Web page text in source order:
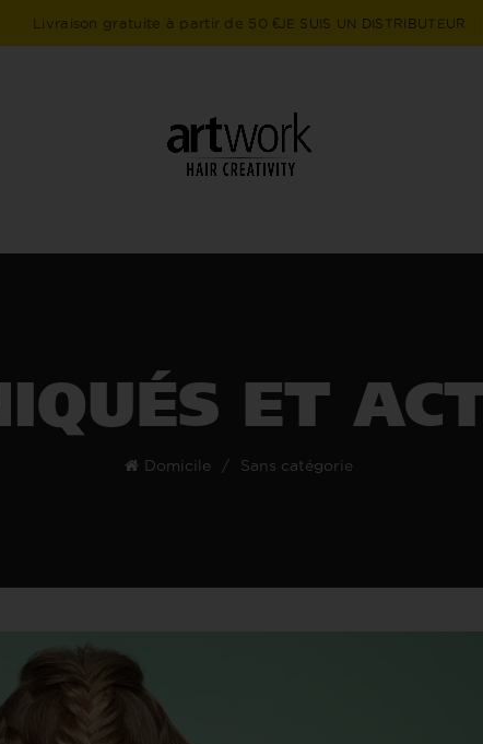
Livraison gratuite à partir de 50 €JE SUIS UN DISTRIBUTEUR
ET
Domicile Sans catégorie